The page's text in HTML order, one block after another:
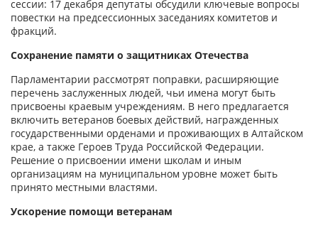
сессии: 17 декабря депутаты обсудили ключевые вопросы
повестки на предсессионных заседаниях комитетов и
фракций.
Сохранение памяти о защитниках Отечества
Парламентарии рассмотрят поправки, расширяющие
перечень заслуженных людей, чьи имена могут быть
присвоены краевым учреждениям. В него предлагается
включить ветеранов боевых действий, награжденных
государственными орденами и проживающих в Алтайском
крае, а также Героев Труда Российской Федерации.
Решение о присвоении имени школам и иным
организациям на муниципальном уровне может быть
принято местными властями.
Ускорение помощи ветеранам